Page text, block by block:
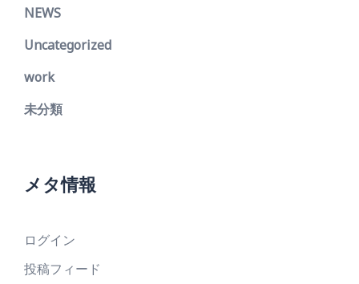
NEWS
Uncategorized
work
未分類
メタ情報
ログイン
投稿フィード